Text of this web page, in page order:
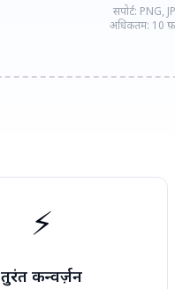
सपोर्ट: PNG,
अधिकतम: 10
⚡
तुरंत कन्वर्ज़न